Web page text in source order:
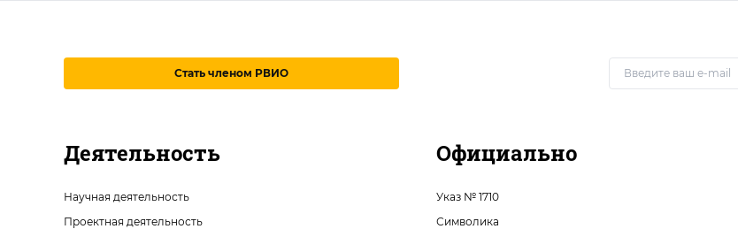
Стать членом РВИО
Деятельность
Научная деятельность
Проектная деятельность
Официально
Указ № 1710
Символика